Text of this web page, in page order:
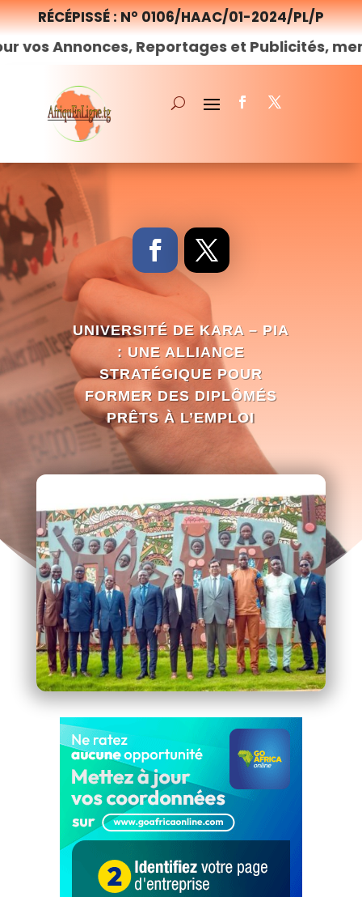
RÉCÉPISSÉ : N° 0106/HAAC/01-2024/PL/P
Reportages et Publicités, merci de
UNIVERSITÉ DE KARA – PIA
: UNE ALLIANCE
STRATÉGIQUE POUR
FORMER DES DIPLÔMÉS
PRÊTS À L’EMPLOI